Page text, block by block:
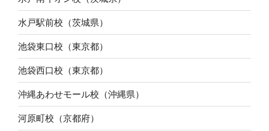
水戸駅前校（茨城県）
池袋東口校（東京都）
池袋西口校（東京都）
沖縄あわせモール校（沖縄県）
河原町校（京都府）